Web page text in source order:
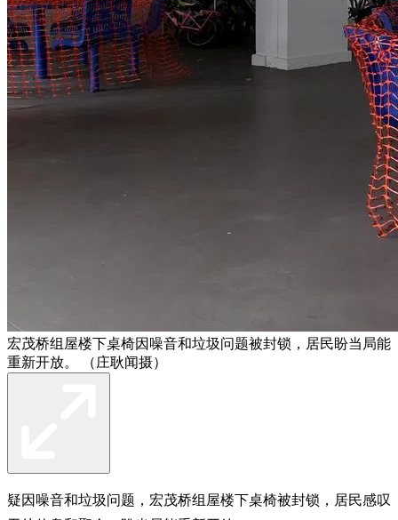
宏茂桥组屋楼下桌椅因噪音和垃圾问题被封锁，居民盼当局能
重新开放。 （庄耿闻摄）
疑因噪音和垃圾问题，宏茂桥组屋楼下桌椅被封锁，居民感叹